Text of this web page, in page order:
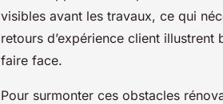
visibles avant les travaux, ce qui
retours d’expérience client illustrent
faire face.
Pour surmonter ces obstacles